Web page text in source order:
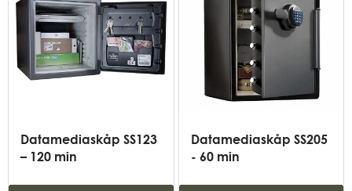
Datamediaskåp SS123
– 120 min
Datamediaskåp SS205
- 60 min